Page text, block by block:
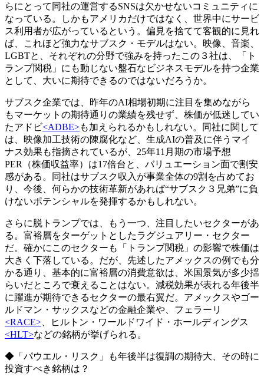
らにとって同社の運営するSNSは欠かせないコミュニティに
なっている。しかもアメリカだけではなく、世界中にサービ
ス利用者が広がっているという。偏見を捨てて客観的に見れ
ば、これほど強力なサブスク・モデルはない。映像、音楽、
LGBTと、それぞれの分野で強みを持ったこの３社は、「ト
ランプ関税」にも動じない盤石なビジネスモデルを持つ企業
として、大いに期待できるのではないだろうか。
サブスク企業では、昨年のAI相場初期に注目を集めながら
もマーケットの期待通りの業績を残せず、株価が低迷してい
たアドビ<ADBE>も加えられるかもしれない。同社に関して
は、映像加工技術の陳腐化など、生成AIの普及に伴うマイ
ナス効果も指摘されているが、25年11月期の市場予想
PER（株価収益率）は17倍台と、バリュエーション面で割安
感がある。同社はサブスク収入が事業全体の9割を占めてお
り、今後、何らかの技術革新があれば“サブスク３兄弟”に負
けないポテンシャルを発揮するかもしれない。
さらに脱トランプでは、もう一つ、注目したいセクターがあ
る。富裕層をターゲットとしたラグジュアリー・セクター
だ。確かにこのセクターも「トランプ関税」の影響で株価は
大きく下落している。だが、先述したアメックスの例でも分
かる通り、基本的に富裕層の消費意欲は、米国景気が多少揺
らいだところで衰えることはない。減税効果が表れる年後半
に躍進が期待できるセクターの最右翼だ。アメックスやゴー
ルドマン・サックスなどの金融企業や、フェラーリ
<RACE> 、ヒルトン・ワールドワイド・ホールディングス
<HLT>などの銘柄が挙げられる。
◆「パウエル・リスク」も年後半は復調の期待大、その時に
投資すべき銘柄は？